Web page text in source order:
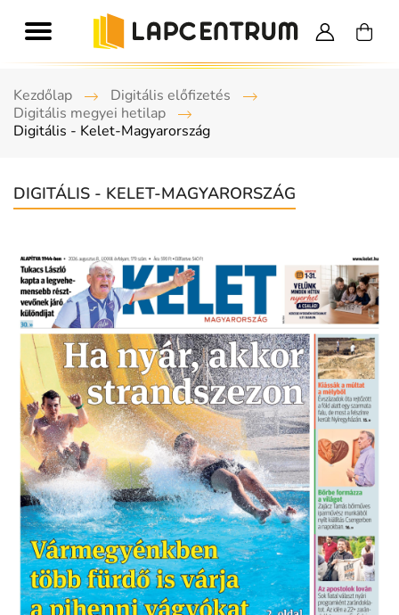
Kezdőlap
Digitális előfizetés
Digitális megyei hetilap
Digitális - Kelet-Magyarország
DIGITÁLIS - KELET-MAGYARORSZÁG